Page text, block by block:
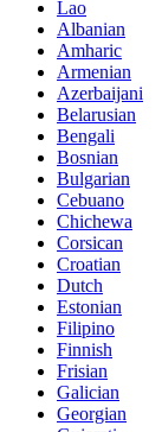
Lao
Albanian
Amharic
Armenian
Azerbaijani
Belarusian
Bengali
Bosnian
Bulgarian
Cebuano
Chichewa
Corsican
Croatian
Dutch
Estonian
Filipino
Finnish
Frisian
Galician
Georgian